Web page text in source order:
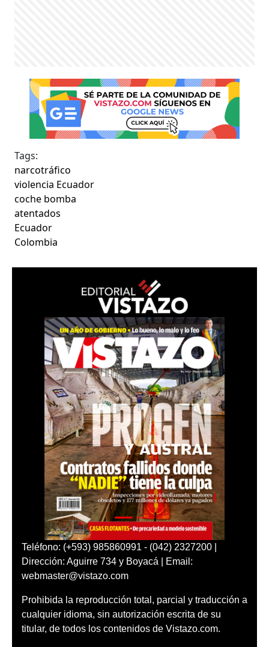
Tags:
narcotráfico
violencia Ecuador
coche bomba
atentados
Ecuador
Colombia
Teléfono: (+593) 985860991 - (042) 2327200 |
Dirección: Aguirre 734 y Boyacá | Email:
webmaster@vistazo.com
Prohibida la reproducción total, parcial y traducción a
cualquier idioma, sin autorización escrita de su
titular, de todos los contenidos de Vistazo.com.